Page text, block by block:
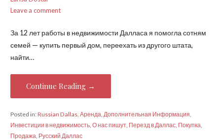
Leave a comment
За 12 лет работы в недвижимости Далласа я помогла сотням
семей — купить первый дом, переехать из другого штата,
найти…
Continue Reading →
Posted in:Russian Dallas, Аренда Дополнительная Информация
Инвестиции в недвижимость, О нас пишут, Перезд в Даллас, Покупка
Продажа Русский Даллас